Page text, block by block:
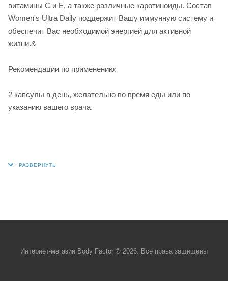
витамины С и Е, а также различные каротиноиды. Состав
Women's Ultra Daily поддержит Вашу иммунную систему и
обеспечит Вас необходимой энергией для активной
жизни.&
Рекомендации по применению:
2 капсулы в день, желательно во время еды или по
указанию вашего врача.
Интернет-магазин Body Factor © 2026. Все права защищены